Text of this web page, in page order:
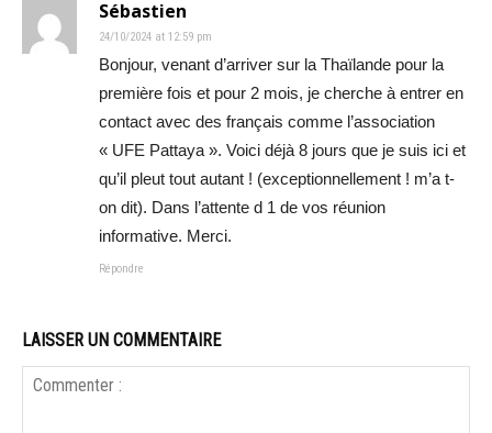
Sébastien
24/10/2024 at 12:59 pm
Bonjour, venant d’arriver sur la Thaïlande pour la
première fois et pour 2 mois, je cherche à entrer en
contact avec des français comme l’association
« UFE Pattaya ». Voici déjà 8 jours que je suis ici et
qu’il pleut tout autant ! (exceptionnellement ! m’a t-
on dit). Dans l’attente d 1 de vos réunion
informative. Merci.
Répondre
LAISSER UN COMMENTAIRE